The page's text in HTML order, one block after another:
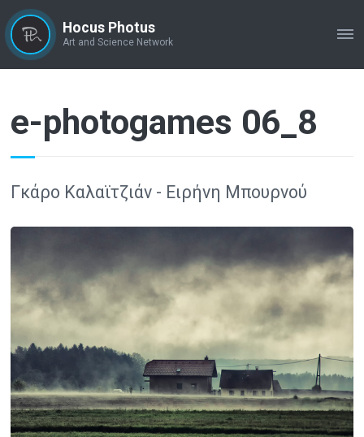
Hocus Photus
Art and Science Network
e-photogames 06_8
Γκάρο Καλαϊτζιάν - Ειρήνη Μπουρνού